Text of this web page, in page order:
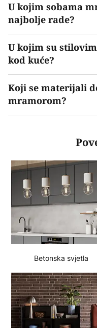
U kojim sobama
najbolje rade?
U kojim su
kod kuće?
Koji se materijali
mramorom?
Betonska svjetla